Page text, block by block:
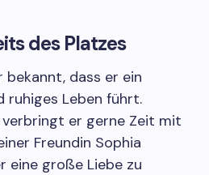
des Platzes
bekannt, dass er ein
ruhiges Leben führt.
er gerne Zeit mit
Freundin Sophia
eine große Liebe zu